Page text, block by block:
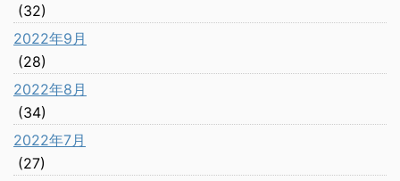
(32)
2022年9月
(28)
2022年8月
(34)
2022年7月
(27)